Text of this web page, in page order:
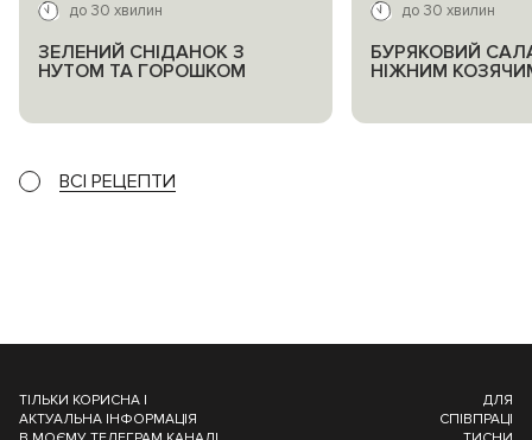
до 30 хвилин
ЗЕЛЕНИЙ СНІДАНОК З
НУТОМ ТА ГОРОШКОМ
до 30 хвилин
БУРЯКОВИЙ
НІЖНИМ
ВСІ РЕЦЕПТИ
ТІЛЬКИ КОРИСНА І
АКТУАЛЬНА ІНФОРМАЦІЯ
ДЛЯ
СПІВПРАЦІ